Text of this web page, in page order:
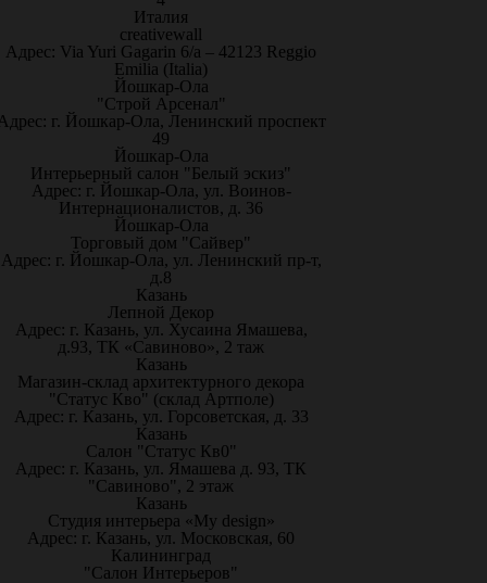
Италия
creativewall
Адрес: Via Yuri Gagarin 6/a – 42123 Reggio
Emilia (Italia)
Йошкар-Ола
"Строй Арсенал"
г. Йошкар-Ола, Ленинский проспект
49
Йошкар-Ола
Интерьерный салон "Белый эскиз"
Адрес: г. Йошкар-Ола, ул. Воинов-
Интернационалистов, д. 36
Йошкар-Ола
Торговый дом "Сайвер"
Адрес: г. Йошкар-Ола, ул. Ленинский пр-т,
д.8
Казань
Лепной Декор
Адрес: г. Казань, ул. Хусаина Ямашева,
д.93, ТК «Савиново», 2 таж
Казань
Магазин-склад архитектурного декора
"Статус Кво" (склад Артполе)
Адрес: г. Казань, ул. Горсоветская, д. 33
Казань
Салон "Статус Кв0"
Адрес: г. Казань, ул. Ямашева д. 93, ТК
"Савиново", 2 этаж
Казань
Студия интерьера «My design»
Адрес: г. Казань, ул. Московская, 60
Калининград
"Салон Интерьеров"